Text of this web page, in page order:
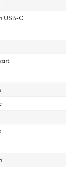
USB-C